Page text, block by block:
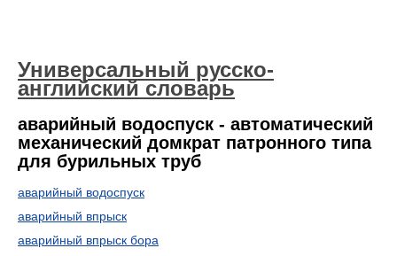
Универсальный русско-
английский словарь
аварийный водоспуск - автоматический
механический домкрат патронного типа
для бурильных труб
аварийный водоспуск
аварийный впрыск
аварийный впрыск бора